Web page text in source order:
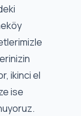
ikinci el
ise